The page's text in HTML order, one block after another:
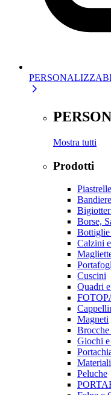
Mostra tutti
Prodotti
Piastrelle
Borse,
Bottiglie
Calzini
Cuscini
Quadri
Magneti
Giochi
Peluche